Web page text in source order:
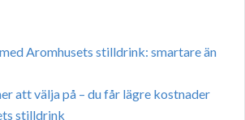
Aromhusets stilldrink: smartare än
att välja på – du får lägre kostnader
stilldrink